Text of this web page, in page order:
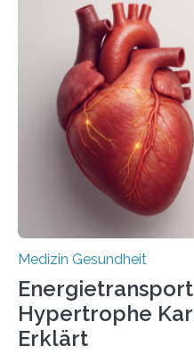
Oncology, zeigen die
aus Gewebe von
sogenannte Organoide –
vorab zu prüfen, welche
wirken. Dabei wurde ein
als Biomarker für die
dienen könnte.
häufigsten Krebsarten und
Medizin Gesundheit
Hypertrophe
Erklärt